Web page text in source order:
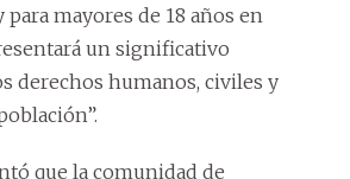
mayores de 18 años en
un significativo
derechos humanos, civiles y
que la comunidad de